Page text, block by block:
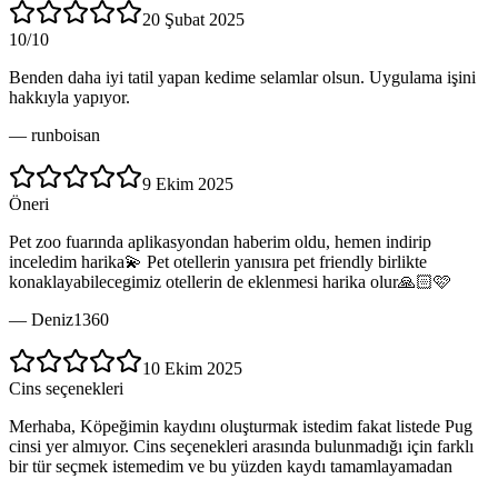
20 Şubat 2025
10/10
Benden daha iyi tatil yapan kedime selamlar olsun. Uygulama işini
hakkıyla yapıyor.
— runboisan
9 Ekim 2025
Öneri
Pet zoo fuarında aplikasyondan haberim oldu, hemen indirip
inceledim harika💫 Pet otellerin yanısıra pet friendly birlikte
konaklayabilecegimiz otellerin de eklenmesi harika olur🙏🏻🩷
— Deniz1360
10 Ekim 2025
Cins seçenekleri
Merhaba, Köpeğimin kaydını oluşturmak istedim fakat listede Pug
cinsi yer almıyor. Cins seçenekleri arasında bulunmadığı için farklı
bir tür seçmek istemedim ve bu yüzden kaydı tamamlayamadan